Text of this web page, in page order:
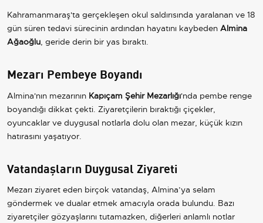
Kahramanmaraş'ta gerçekleşen okul saldırısında yaralanan ve 18
gün süren tedavi sürecinin ardından hayatını kaybeden Almina
Ağaoğlu, geride derin bir yas bıraktı.
Mezarı Pembeye Boyandı
Almina'nın mezarının Kapıçam Şehir Mezarlığı'nda pembe renge
boyandığı dikkat çekti. Ziyaretçilerin bıraktığı çiçekler,
oyuncaklar ve duygusal notlarla dolu olan mezar, küçük kızın
hatırasını yaşatıyor.
Vatandaşların Duygusal Ziyareti
Mezarı ziyaret eden birçok vatandaş, Almina’ya selam
göndermek ve dualar etmek amacıyla orada bulundu. Bazı
ziyaretçiler gözyaşlarını tutamazken, diğerleri anlamlı notlar